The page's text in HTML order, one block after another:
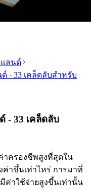
แลนด์
- 33 เคล็ดลับสำหรับ
- 33 เคล็ดลับ
าครองชีพสูงที่สุดใน
ค่าขึ้นเท่าไหร่ การมาที่
ค่าใช้จ่ายสูงขึ้นเท่านั้น